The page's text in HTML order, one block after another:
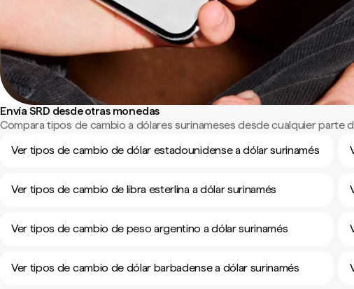
Envía SRD desde otras monedas
Compara tipos de cambio a dólares surinameses desde cualquier parte
Ver tipos de cambio de dólar estadounidense a dólar surinamés
Ver tipos de cambio de libra esterlina a dólar surinamés
Ver tipos de cambio de peso argentino a dólar surinamés
Ver tipos de cambio de dólar barbadense a dólar surinamés